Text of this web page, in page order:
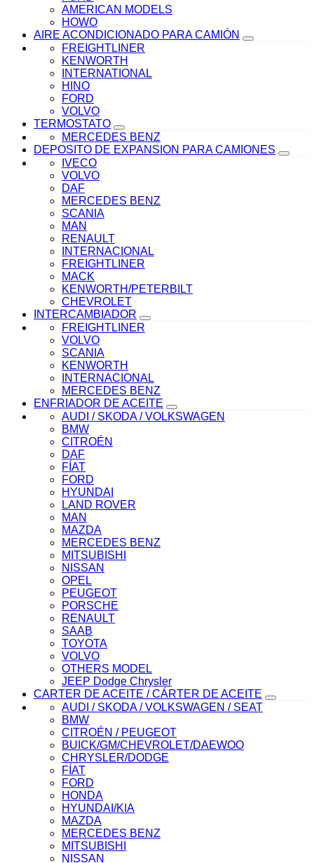
AMERICAN MODELS
HOWO
AIRE ACONDICIONADO PARA CAMIÓN
FREIGHTLINER
KENWORTH
INTERNATIONAL
HINO
FORD
VOLVO
TERMOSTATO
MERCEDES BENZ
DEPOSITO DE EXPANSION PARA CAMIONES
IVECO
VOLVO
DAF
MERCEDES BENZ
SCANIA
MAN
RENAULT
INTERNACIONAL
FREIGHTLINER
MACK
KENWORTH/PETERBILT
CHEVROLET
INTERCAMBIADOR
FREIGHTLINER
VOLVO
SCANIA
KENWORTH
INTERNACIONAL
MERCEDES BENZ
ENFRIADOR DE ACEITE
AUDI / SKODA / VOLKSWAGEN
BMW
CITROÉN
DAF
FÍAT
FORD
HYUNDAI
LAND ROVER
MAN
MAZDA
MERCEDES BENZ
MITSUBISHI
NISSAN
OPEL
PEUGEOT
PORSCHE
RENAULT
SAAB
TOYOTA
VOLVO
OTHERS MODEL
JEEP Dodge Chrysler
CARTER DE ACEITE / CÁRTER DE ACEITE
AUDI / SKODA / VOLKSWAGEN / SEAT
BMW
CITROÉN / PEUGEOT
BUICK/GM/CHEVROLET/DAEWOO
CHRYSLER/DODGE
FÍAT
FORD
HONDA
HYUNDAI/KIA
MAZDA
MERCEDES BENZ
MITSUBISHI
NISSAN